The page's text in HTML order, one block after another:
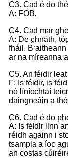
C3. Cad é do
A: FOB.
C4. Cad mar
A: De ghnáth,
fháil. Braitheann
ar na míreanna
C5. An féidir
F: Is féidir, is
nó líníochtaí
daingneáin a
C6. Cad é do
A: Is féidir linn
réidh againn i
tsampla a íoc
an costas